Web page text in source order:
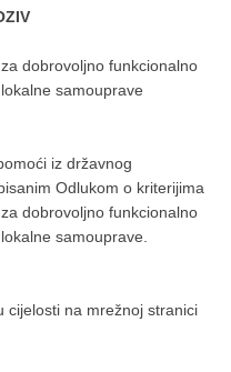
dobrovoljno funkcionalno
samouprave
iz državnog
Odlukom o kriterijima
dobrovoljno funkcionalno
samouprave.
cijelosti na mrežnoj stranici